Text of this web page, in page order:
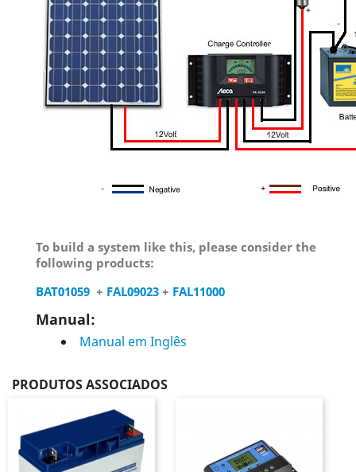
To build a system like this, please consider the
following products:
BAT01059 + FAL09023 + FAL11000
Manual:
Manual em Inglês
PRODUTOS ASSOCIADOS